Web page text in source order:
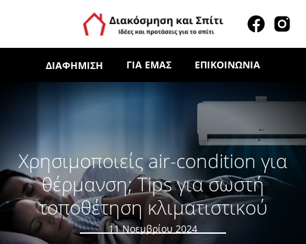
ΔΙΑΦΉΜΙΣΗ ΓΙΑ ΕΜΆΣ ΕΠΙΚΟΙΝΩΝΊΑ
Χρησιμοποιείς air-condition για
θέρμανση; Tips για σωστή
τοποθέτηση κλιματιστικού
11 Νοεμβρίου 2024